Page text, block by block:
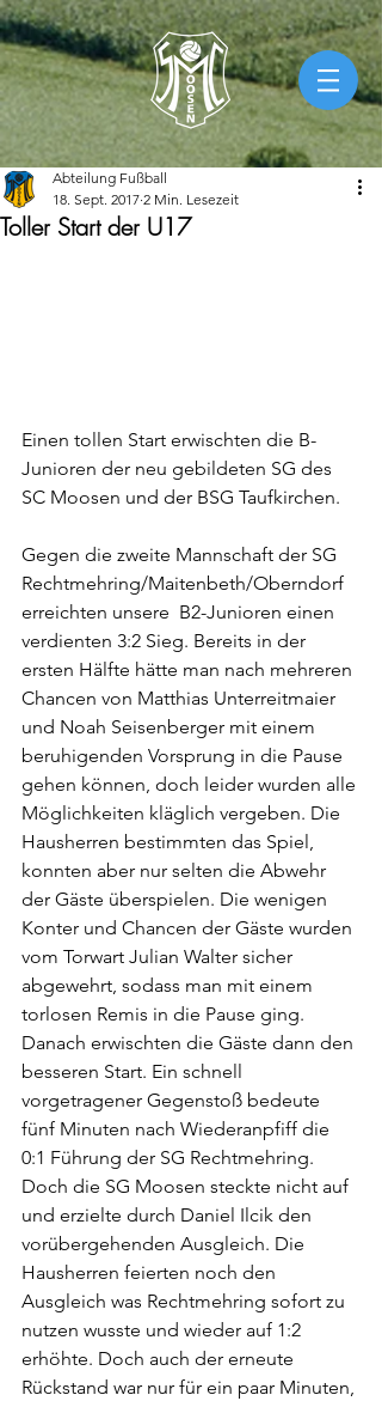
Toller Start der U17
Abteilung Fußball
18. Sept. 2017 2 Min. Lesezeit
Einen tollen Start erwischten die B-
Junioren der neu gebildeten SG des
SC Moosen und der BSG Taufkirchen.
Gegen die zweite Mannschaft der SG
Rechtmehring/Maitenbeth/Oberndorf
erreichten unsere  B2-Junioren einen
verdienten 3:2 Sieg. Bereits in der
ersten Hälfte hätte man nach mehreren
Chancen von Matthias Unterreitmaier
und Noah Seisenberger mit einem
beruhigenden Vorsprung in die Pause
gehen können, doch leider wurden alle
Möglichkeiten kläglich vergeben. Die
Hausherren bestimmten das Spiel,
konnten aber nur selten die Abwehr
der Gäste überspielen. Die wenigen
Konter und Chancen der Gäste wurden
vom Torwart Julian Walter sicher
abgewehrt, sodass man mit einem
torlosen Remis in die Pause ging.
Danach erwischten die Gäste dann den
besseren Start. Ein schnell
vorgetragener Gegenstoß bedeute
fünf Minuten nach Wiederanpfiff die
0:1 Führung der SG Rechtmehring.
Doch die SG Moosen steckte nicht auf
und erzielte durch Daniel Ilcik den
vorübergehenden Ausgleich. Die
Hausherren feierten noch den
Ausgleich was Rechtmehring sofort zu
nutzen wusste und wieder auf 1:2
erhöhte. Doch auch der erneute
Rückstand war nur für ein paar Minuten,